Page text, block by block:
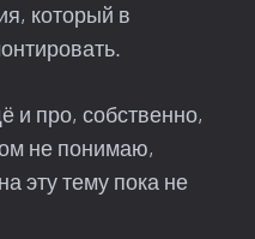
который в
и про, собственно,
не понимаю,
эту тему пока не